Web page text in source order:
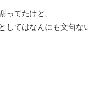
ってたけど、
してはなんにも文句な